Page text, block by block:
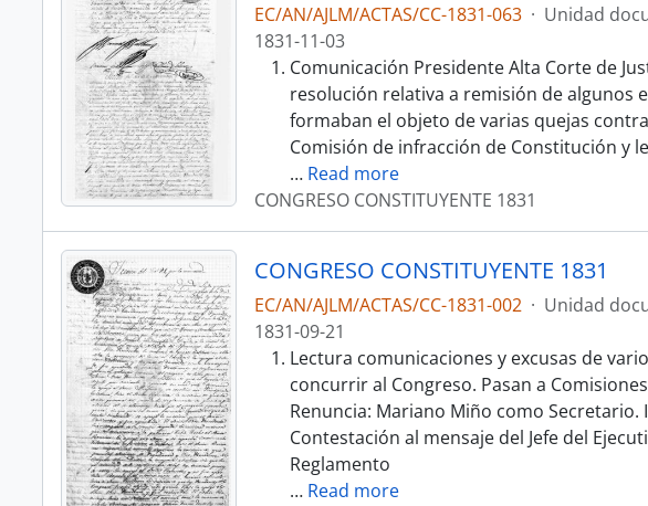
EC/AN/AJLM/ACTAS/CC-1831-063 · Unidad
1831-11-03
Comunicación Presidente Alta Corte de
resolución relativa a remisión de algunos
formaban el objeto de varias quejas
Comisión de infracción de Constitución y
… Read more
CONGRESO CONSTITUYENTE 1831
CONGRESO CONSTITUYENTE 1831
EC/AN/AJLM/ACTAS/CC-1831-002 · Unidad
1831-09-21
Lectura comunicaciones y excusas de
concurrir al Congreso. Pasan a
Renuncia: Mariano Miño como Secretario.
Contestación al mensaje del Jefe del
Reglamento
… Read more